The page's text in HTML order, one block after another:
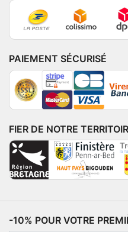
PAIEMENT SÉCURISÉ
FIER DE NOTRE
-10% POUR VOTRE